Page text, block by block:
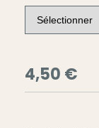
4,50 €